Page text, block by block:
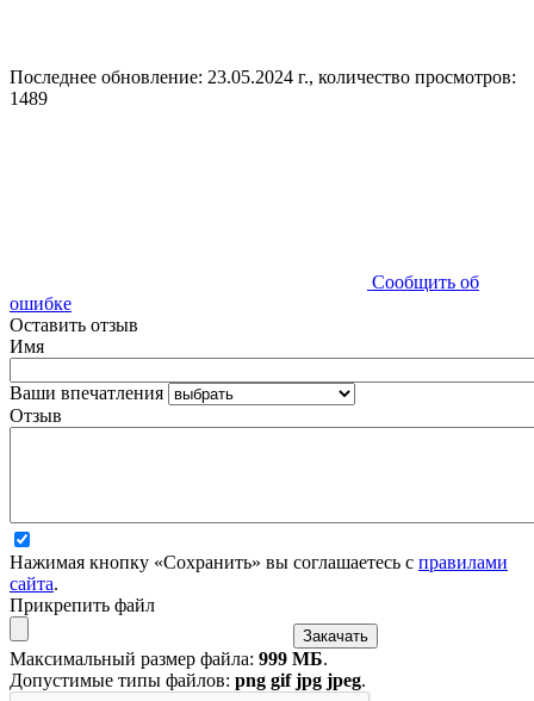
Последнее обновление: 23.05.2024 г., количество просмотров:
1489
Сообщить об
ошибке
Оставить отзыв
Имя
Ваши впечатления
Отзыв
Нажимая кнопку «Сохранить» вы соглашаетесь с правилами
сайта.
Прикрепить файл
Максимальный размер файла: 999 МБ.
Допустимые типы файлов: png gif jpg jpeg.